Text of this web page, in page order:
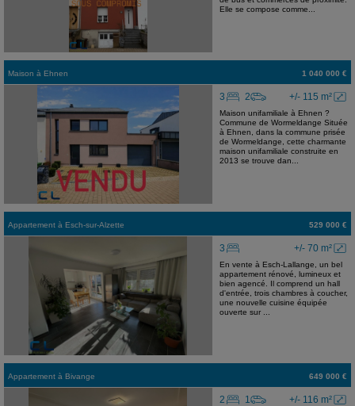
Elle se compose comme...
Maison à Ehnen 1 040 000 €
+/- 115 m²
3 2
Maison unifamiliale à Ehnen ?
Commune de Wormeldange Située
à Ehnen, dans la commune prisée
de Wormeldange, cette charmante
maison unifamiliale construite en
2013 se trouve dan...
Appartement à Esch-sur-Alzette 529 000 €
+/- 70 m²
3
En vente à Esch-Lallange, un bel
appartement rénové, lumineux et
bien agencé. Il comprend un hall
d'entrée, trois chambres à coucher,
une nouvelle cuisine équipée
ouverte sur ...
Appartement à Bivange 649 000 €
+/- 116 m²
2 1